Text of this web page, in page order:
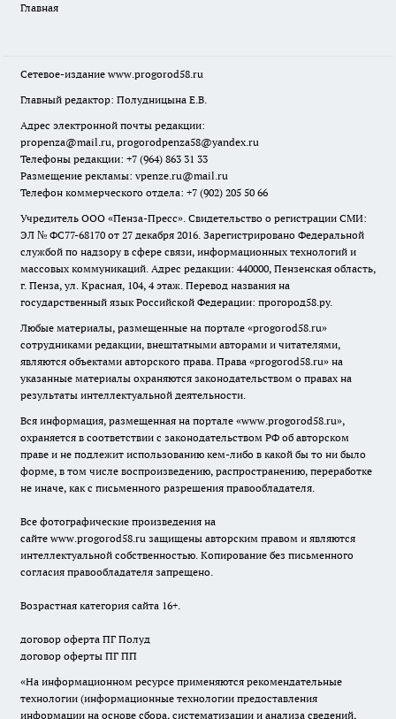
Главная
Сетевое-издание www.progorod58.ru
Главный редактор: Полудницына Е.В.
Адрес электронной почты редакции:
propenza@mail.ru, progorodpenza58@yandex.ru
Телефоны редакции: +7 (964) 863 31 33
Размещение рекламы: vpenze.ru@mail.ru
Телефон коммерческого отдела: +7 (902) 205 50 66
Учредитель ООО «Пенза-Пресс». Свидетельство о регистрации СМИ:
ЭЛ № ФС77-68170 от 27 декабря 2016. Зарегистрировано Федеральной
службой по надзору в сфере связи, информационных технологий и
массовых коммуникаций. Адрес редакции: 440000, Пензенская область,
г. Пенза, ул. Красная, 104, 4 этаж. Перевод названия на
государственный язык Российской Федерации: прогород58.ру.
Любые материалы, размещенные на портале «progorod58.ru»
сотрудниками редакции, внештатными авторами и читателями,
являются объектами авторского права. Права «progorod58.ru» на
указанные материалы охраняются законодательством о правах на
результаты интеллектуальной деятельности.
Вся информация, размещенная на портале «www.progorod58.ru»,
охраняется в соответствии с законодательством РФ об авторском
праве и не подлежит использованию кем-либо в какой бы то ни было
форме, в том числе воспроизведению, распространению, переработке
не иначе, как с письменного разрешения правообладателя.
Все фотографические произведения на
сайте www.progorod58.ru защищены авторским правом и являются
интеллектуальной собственностью. Копирование без письменного
согласия правообладателя запрещено.
Возрастная категория сайта 16+.
договор оферта ПГ Полуд
договор оферты ПГ ПП
«На информационном ресурсе применяются рекомендательные
технологии (информационные технологии предоставления
информации на основе сбора, систематизации и анализа сведений,